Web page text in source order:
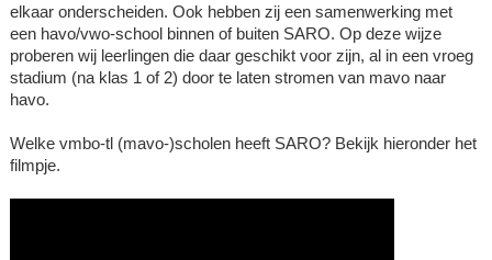
elkaar onderscheiden. Ook hebben zij een samenwerking met
een havo/vwo-school binnen of buiten SARO. Op deze wijze
proberen wij leerlingen die daar geschikt voor zijn, al in een vroeg
stadium (na klas 1 of 2) door te laten stromen van mavo naar
havo.
Welke vmbo-tl (mavo-)scholen heeft SARO? Bekijk hieronder het
filmpje.